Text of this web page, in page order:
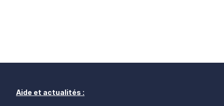
Aide et actualités :